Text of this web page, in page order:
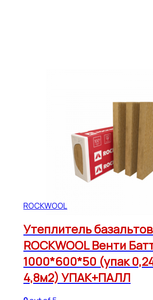
ROCKWOOL
Утеплитель
ROCKWOOL Венти
1000*600*50 (упак
4,8м2) УПАК+ПАЛЛ